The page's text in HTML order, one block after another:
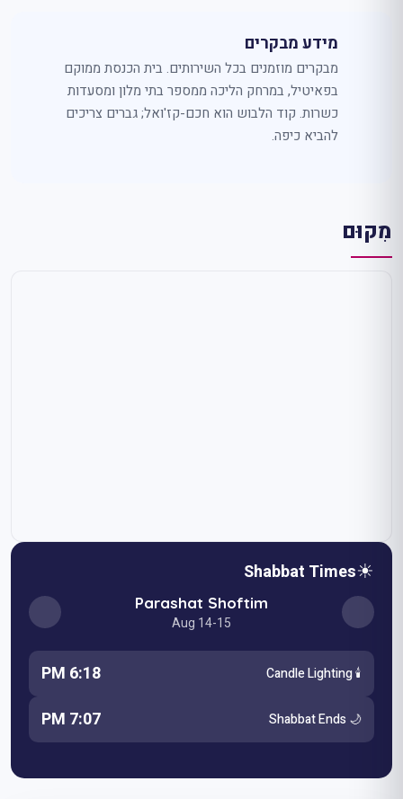
מידע מבקרים
מבקרים מוזמנים בכל השירותים. בית הכנסת ממוקם
בפאיטיל, במרחק הליכה ממספר בתי מלון ומסעדות
כשרות. קוד הלבוש הוא חכם-קז'ואל; גברים צריכים
להביא כיפה.
מִקוּם
☀
Shabbat Times
Parashat Shoftim
Aug 14-15
🕯️ Candle Lighting
6:18 PM
🌙 Shabbat Ends
7:07 PM